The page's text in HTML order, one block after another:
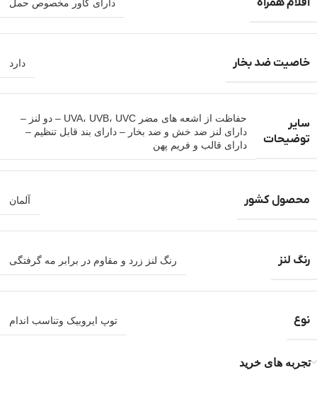
اقلام همراه دارای کاور مخصوص حمل
خاصیت ضد بخار دارد
سایر
توضیحات
حفاظت از اشعه های مضر UVA، UVB، UVC – دو لنز –
دارای لنز ضد خش و ضد بخار – دارای بند قابل تنظیم –
دارای قالب و فریم پهن
محصول کشور آلمان
رنگ لنز رنگ لنز زرد و مقاوم در برابر مه گرفتگی
نوع توپ ایروبیک وتناسب اندام
تجربه های خرید